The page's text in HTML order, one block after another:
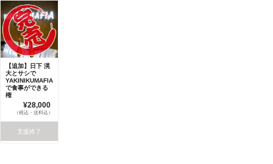
【追加】日下 滉
大とサシで
YAKINIKUMAFIA
で食事ができる
権
¥28,000
（税込・送料込）
支援終了